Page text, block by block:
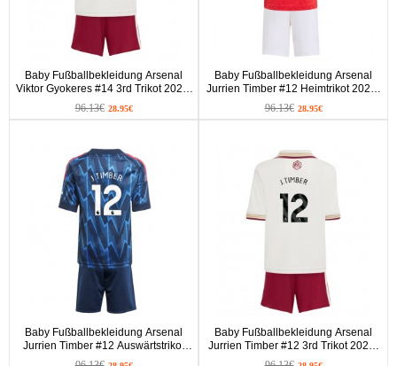
Baby Fußballbekleidung Arsenal
Viktor Gyokeres #14 3rd Trikot 2025-
26 Kurzarm (+ kurze hosen)
96.13€ 28.95€
Baby Fußballbekleidung Arsenal
Jurrien Timber #12 Heimtrikot 2025-
26 Kurzarm (+ kurze hosen)
96.13€ 28.95€
Baby Fußballbekleidung Arsenal
Jurrien Timber #12 Auswärtstrikot
2025-26 Kurzarm (+ kurze hosen)
Baby Fußballbekleidung Arsenal
Jurrien Timber #12 3rd Trikot 2025-
26 Kurzarm (+ kurze hosen)